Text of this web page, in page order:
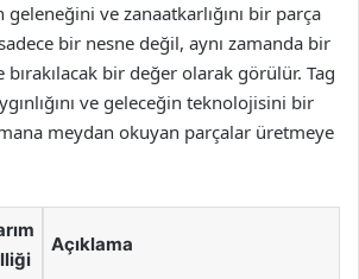
geleneğini ve zanaatkarlığını bir parça
bir nesne değil, aynı zamanda bir
bırakılacak bir değer olarak görülür. Tag
ve geleceğin teknolojisini bir
meydan okuyan parçalar üretmeye
Açıklama